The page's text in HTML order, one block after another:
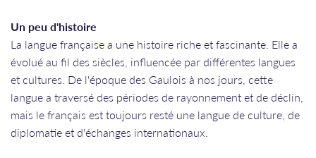
Un peu d'histoire
La langue française a une histoire riche et fascinante. Elle a
évolué au fil des siècles, influencée par différentes langues
et cultures. De l'époque des Gaulois à nos jours, cette
langue a traversé des périodes de rayonnement et de déclin,
mais le français est toujours resté une langue de culture, de
diplomatie et d'échanges internationaux.